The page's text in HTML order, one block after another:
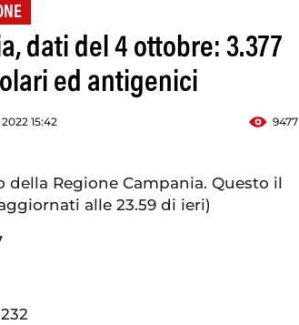
dati del 4 ottobre: 3.377
ed antigenici
15:42 9477
della Regione Campania. Questo il
alle 23.59 di ieri)